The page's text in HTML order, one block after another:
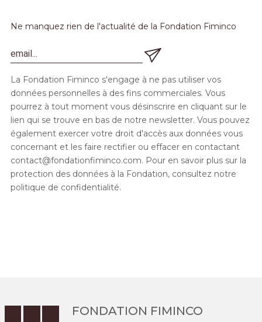
Ne manquez rien de l'actualité de la Fondation Fiminco
La Fondation Fiminco s'engage à ne pas utiliser vos
données personnelles à des fins commerciales. Vous
pourrez à tout moment vous désinscrire en cliquant sur le
lien qui se trouve en bas de notre newsletter. Vous pouvez
également exercer votre droit d'accès aux données vous
concernant et les faire rectifier ou effacer en contactant
contact@fondationfiminco.com. Pour en savoir plus sur la
protection des données à la Fondation, consultez notre
politique de confidentialité.
FONDATION FIMINCO